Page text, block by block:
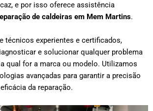
e por isso oferece assistência
de caldeiras em Mem Martins.
técnicos experientes e certificados,
e solucionar qualquer problema
qual for a marca ou modelo. Utilizamos
avançadas para garantir a precisão
da reparação.